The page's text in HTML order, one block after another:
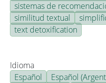
sistemas de
similitud textual
text detoxification
Idioma
Español
Español